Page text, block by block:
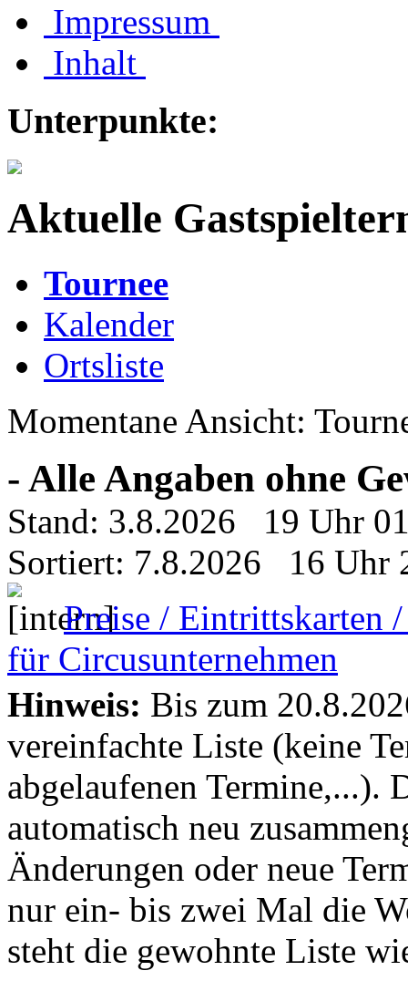
Impressum
Inhalt
Unterpunkte:
Aktuelle
Tournee
Kalender
Ortsliste
Momentane Ansicht:
- Alle Angaben ohne
Stand: 3.8.2026 19 Uhr
Sortiert: 7.8.2026 16 Uhr
Preise / Eintrittskarten
für Circusunternehmen
Hinweis: Bis zum
vereinfachte Liste (keine
abgelaufenen
automatisch neu
Änderungen oder neue
nur ein- bis zwei Mal die
steht die gewohnte Liste